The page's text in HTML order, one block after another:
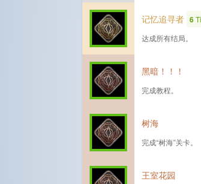
记忆追寻者 6
达成所有结局。
黑暗！！！
完成教程。
树海
完成“树海”关卡。
王室花园